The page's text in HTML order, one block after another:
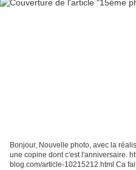
Bonjour, Nouvelle photo, avec la
une copine dont c'est l'anniversaire.
blog.com/article-10215212.html Ca